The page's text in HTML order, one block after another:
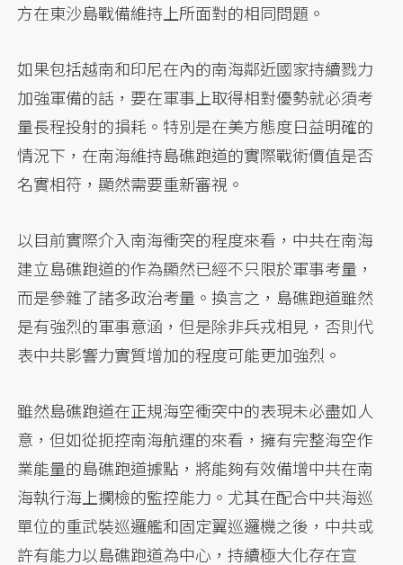
方在東沙島戰備維持上所面對的相同問題。
如果包括越南和印尼在內的南海鄰近國家持續戮力
加強軍備的話，要在軍事上取得相對優勢就必須考
量長程投射的損耗。特別是在美方態度日益明確的
情況下，在南海維持島礁跑道的實際戰術價值是否
名實相符，顯然需要重新審視。
以目前實際介入南海衝突的程度來看，中共在南海
建立島礁跑道的作為顯然已經不只限於軍事考量，
而是參雜了諸多政治考量。換言之，島礁跑道雖然
是有強烈的軍事意涵，但是除非兵戎相見，否則代
表中共影響力實質增加的程度可能更加強烈。
雖然島礁跑道在正規海空衝突中的表現未必盡如人
意，但如從扼控南海航運的來看，擁有完整海空作
業能量的島礁跑道據點，將能夠有效備增中共在南
海執行海上攔檢的監控能力。尤其在配合中共海巡
單位的重武裝巡邏艦和固定翼巡邏機之後，中共或
許有能力以島礁跑道為中心，持續極大化存在宣